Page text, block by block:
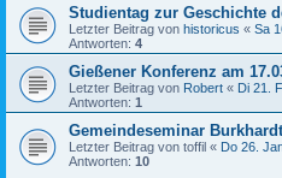
Studientag zur Geschichte
Letzter Beitrag von historicus « Sa
Antworten: 4
Gießener Konferenz am
Letzter Beitrag von Robert « Di 21.
Antworten: 1
Gemeindeseminar
Letzter Beitrag von toffil « Do 26.
Antworten: 10